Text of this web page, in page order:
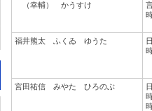
（幸輔） かうすけ
福井熊太 ふくゐ ゆうた
宮田祐信 みやた ひろのぶ